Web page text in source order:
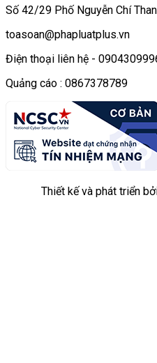
Số 42/29 Phố Nguyễn Chí
toasoan@phapluatplus.vn
Điện thoại liên hệ -
Quảng cáo : 0867378789
Thiết kế và phát triển